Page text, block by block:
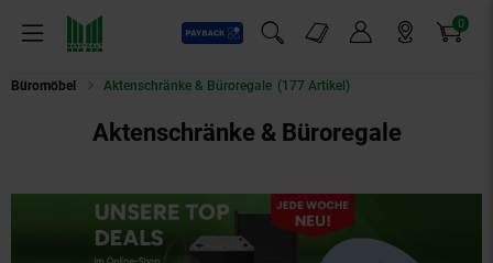
Menü
Payback
Suchfeld einblenden
Markt-Angebote 0
Artikel
Büromöbel Aktenschränke & Büroregale (177 Artikel)
Aktenschränke & Büroregale